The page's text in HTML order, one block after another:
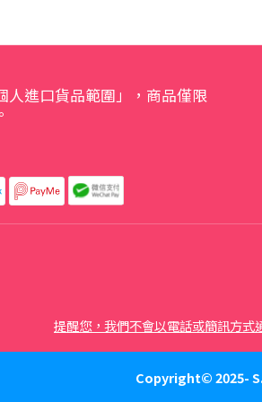
人進口貨品範圍」，商品僅限
提醒您，我們不會以電話或簡訊方式
Copyright© 2025-